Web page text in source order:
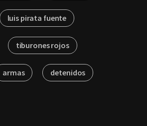
luis pirata fuente
tiburones rojos
armas detenidos